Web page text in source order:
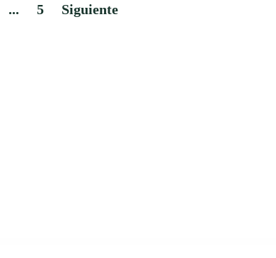
... 5 Siguiente